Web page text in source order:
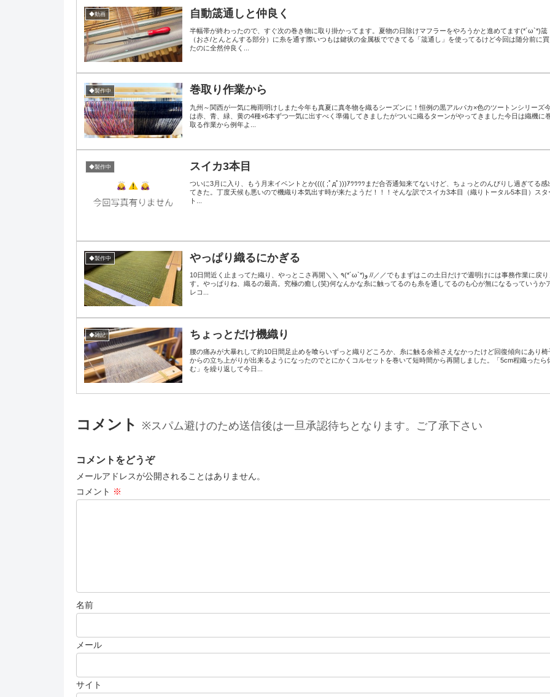
◆動画 自動筬通しと仲良く
半幅帯が終わったので、すぐ次の巻き物に取り掛かってます。夏物の日除けマフラーをやろうかと進めてます(*´ω`*)筬
（おさ/とんとんする部分）に糸を通す際いつもは鍵状の金属板でできてる「筬通し」を使ってるけど今回は随分前に買
たのに全然仲良く...
◆製作中 巻取り作業から
九州～関西が一気に梅雨明けしまた今年も真夏に真冬物を織るシーズンに！恒例の黒アルパカ×色のツートンシリーズ
は赤、青、緑、黄の4種×6本ずつ一気に出すべく準備してきましたがついに織るターンがやってきました今日は織機に
取る作業から例年よ...
◆製作中 スイカ3本目
ついに3月に入り、もう月末イベントとか(((( ;ﾟдﾟ)))ｱﾜﾜﾜﾜまだ合否通知来てないけど、ちょっとのんびりし過ぎてる感
てきた。丁度天候も悪いので機織り本気出す時が来たようだ！！！そんな訳でスイカ3本目（織りトータル5本目）スタ
ト...
◆製作中 やっぱり織るにかぎる
10日間近く止まってた織り、やっとこさ再開＼＼ ٩(*´ω`*)و //／／でもまずはこの土日だけで週明けには事務作業に戻りま
す。やっぱりね、織るの最高。究極の癒し(笑)何なんかな糸に触ってるのも糸を通してるのも心が無になるっていうか
レコ...
◆雑記 ちょっとだけ機織り
腰の痛みが大暴れして約10日間足止めを喰らいずっと織りどころか、糸に触る余裕さえなかったけど回復傾向にあり椅
からの立ち上がりが出来るようになったのでとにかくコルセットを巻いて短時間から再開しました。「5cm程織ったら
む」を繰り返して今日...
コメント ※スパム避けのため送信後は一旦承認待ちとなります。ご了承下さい
コメントをどうぞ
メールアドレスが公開されることはありません。
コメント ※
名前
メール
サイト